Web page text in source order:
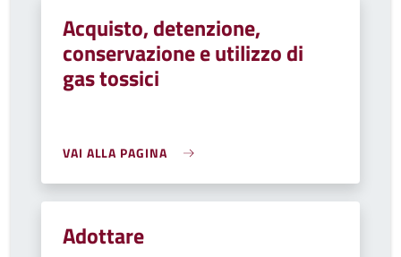
Acquisto, detenzione,
conservazione e utilizzo di
gas tossici
VAI ALLA PAGINA
Adottare